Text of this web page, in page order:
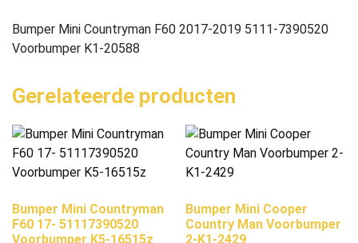
Bumper Mini Countryman F60 2017-2019 5111-7390520
Voorbumper K1-20588
Gerelateerde producten
Bumper Mini Countryman
F60 17- 51117390520
Voorbumper K5-16515z
Bumper Mini Cooper
Country Man Voorbumper
2-K1-2429